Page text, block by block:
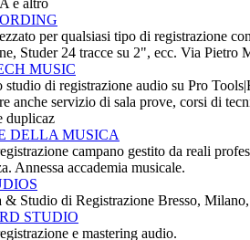
e altro
per qualsiasi tipo di registrazione
Studer 24 tracce su 2", ecc. Via
MUSIC
studio di registrazione audio su Pro
anche servizio di sala prove, corsi di
duplicaz
DELLA MUSICA
campano gestito da reali
Annessa accademia musicale.
& Studio di Registrazione Bresso,
STUDIO
e mastering audio.